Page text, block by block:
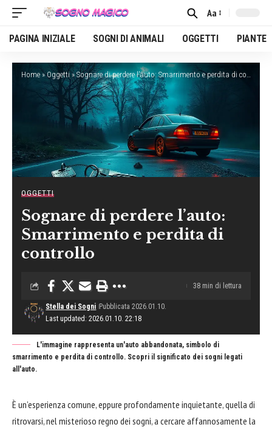
Font
Resizer
Aa
PAGINA INIZIALE SOGNI DI ANIMALI OGGETTI PIANTE
Home »Oggetti»Sognare di perdere l’auto: Smarrimento e perdita di controllo
OGGETTI
Sognare di perdere l’auto:
Smarrimento e perdita di
controllo
Last updated: 2026.01.10. 22:18
Stella dei Sogni Pubblicata 2026.01.10.
38 min di lettura
L'immagine rappresenta un'auto abbandonata, simbolo di
smarrimento e perdita di controllo. Scopri il significato dei sogni legati
all'auto.
È un’esperienza comune, eppure profondamente inquietante, quella di
ritrovarsi, nel misterioso regno dei sogni, a cercare affannosamente la